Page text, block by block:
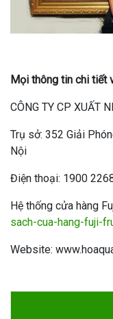
Mọi thông tin chi tiết
CÔNG TY CP XUẤT
Trụ sở: 352 Giải
Nội
Điện thoại: 1900
Hệ thống cửa hàng
sach-cua-hang-fuji-
Website: